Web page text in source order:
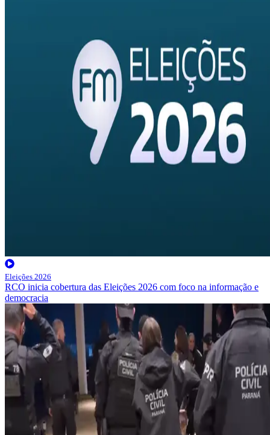
Eleições 2026
RCO inicia cobertura das Eleições 2026 com foco na informação e
democracia